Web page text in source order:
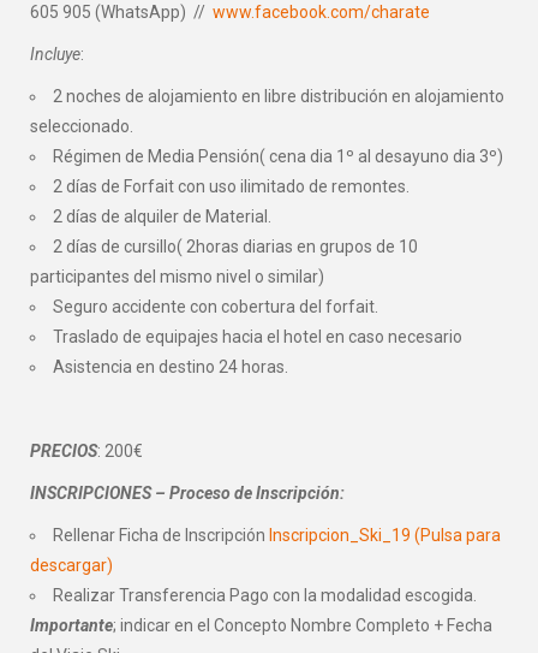
605 905 (WhatsApp) // www.facebook.com/charate
Incluye:
2 noches de alojamiento en libre distribución en alojamiento
seleccionado.
Régimen de Media Pensión( cena dia 1º al desayuno dia 3º)
2 días de Forfait con uso ilimitado de remontes.
2 días de alquiler de Material.
2 días de cursillo( 2horas diarias en grupos de 10
participantes del mismo nivel o similar)
Seguro accidente con cobertura del forfait.
Traslado de equipajes hacia el hotel en caso necesario
Asistencia en destino 24 horas.
PRECIOS: 200€
INSCRIPCIONES – Proceso de Inscripción:
Rellenar Ficha de Inscripción Inscripcion_Ski_19 (Pulsa para
descargar)
Realizar Transferencia Pago con la modalidad escogida.
Importante; indicar en el Concepto Nombre Completo + Fecha